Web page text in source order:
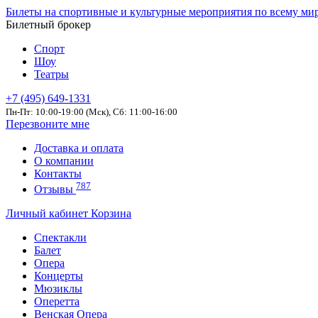
Билеты на спортивные и культурные мероприятия по всему
Билетный брокер
Спорт
Шоу
Театры
+7 (495) 649-1331
Пн-Пт: 10:00-19:00 (Мск), Сб: 11:00-16:00
Перезвоните мне
Доставка и оплата
О компании
Контакты
Отзывы 787
Личный кабинет Корзина
Спектакли
Балет
Опера
Концерты
Мюзиклы
Оперетта
Венская Опера